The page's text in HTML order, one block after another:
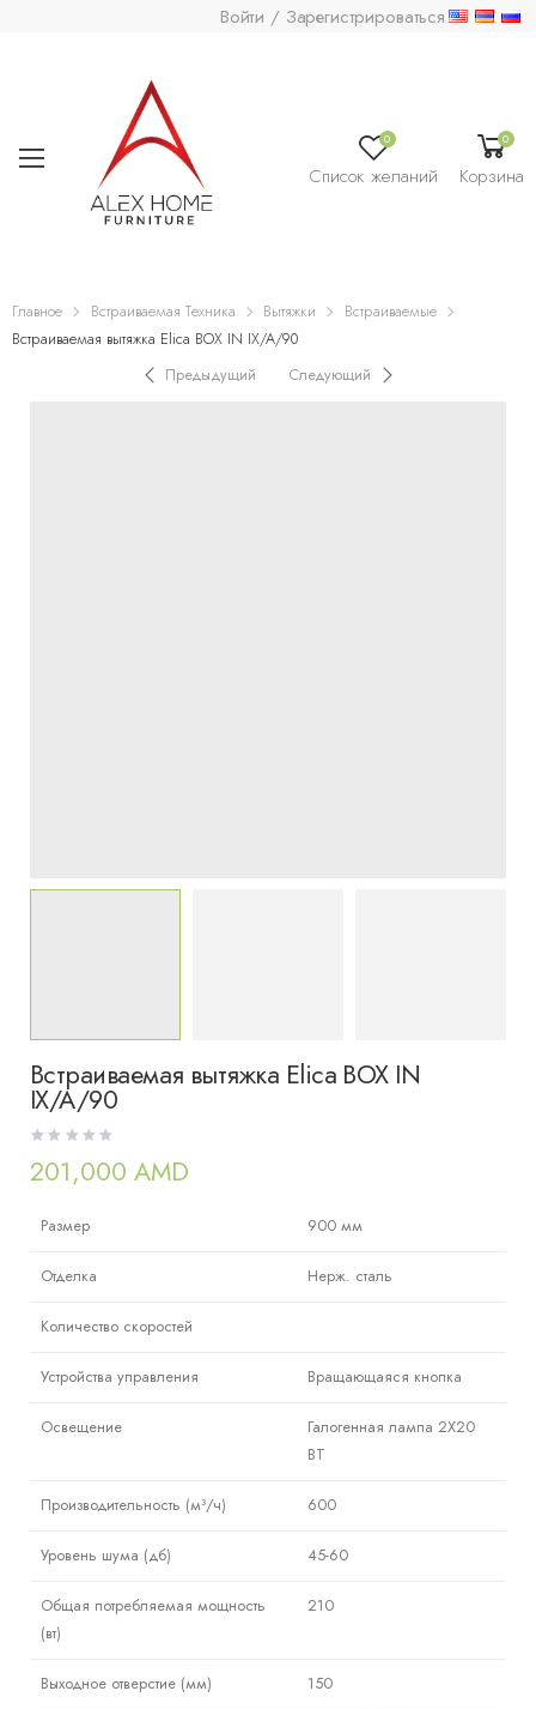
Войти / Зарегистрироваться
0
Список желаний
0
Корзина
Главное Встраиваемая Техника Вытяжки
Встраиваемые
Встраиваемая вытяжка Elica BOX IN IX/A/90
Предыдущий
Следующий
Встраиваемая вытяжка Elica BOX IN
IX/A/90
201,000 AMD
Размер 900 мм
Отделка Нерж. сталь
Количество скоростей
Устройства управления Вращающаяся кнопка
Освещение
Галогенная лампа 2X20
ВТ
Производительность (м³/ч) 600
Уровень шума (дб) 45-60
Общая потребляемая мощность
(вт)
210
Выходное отверстие (мм) 150